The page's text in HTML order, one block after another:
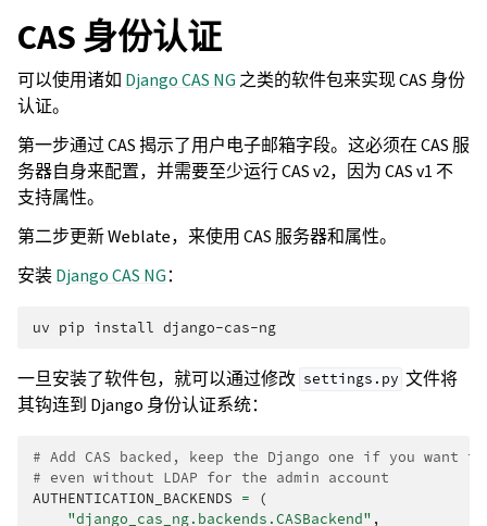
CAS 身份认证
可以使用诸如 Django CAS NG 之类的软件包来实现 CAS 身份
认证。
第一步通过 CAS 揭示了用户电子邮箱字段。这必须在 CAS 服
务器自身来配置，并需要至少运行 CAS v2，因为 CAS v1 不
支持属性。
第二步更新 Weblate，来使用 CAS 服务器和属性。
安装Django CAS NG：
uv pip install
一旦安装了软件包，就可以通过修改 settings.py 文件将
其钩连到 Django 身份认证系统：
# Add CAS backed, keep the Django one if you want
# even without LDAP for the admin account
AUTHENTICATION_BACKENDS =
(
"django_cas_ng.backends.CASBackend" ,